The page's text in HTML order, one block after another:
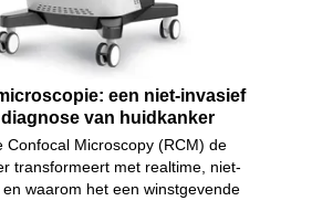
een niet-invasief
van huidkanker
Confocal Microscopy (RCM) de
transformeert met realtime, niet-
waarom het een winstgevende